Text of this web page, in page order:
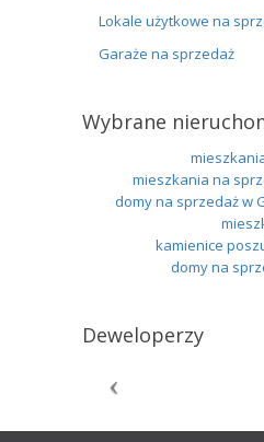
Lokale użytkowe na
Garaże na sprzedaż
Wybrane
mieszkania na
domy na sprzedaż w
kamienice
domy na
Deweloperzy